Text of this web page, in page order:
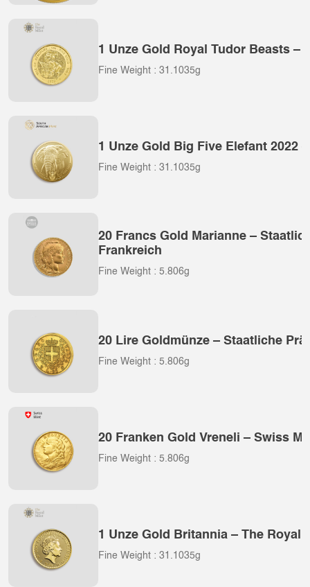
1 Unze Gold Royal Tudor Beasts –
Fine Weight : 31.1035g
1 Unze Gold Big Five Elefant 2022
Fine Weight : 31.1035g
20 Francs Gold Marianne –
Frankreich
Fine Weight : 5.806g
20 Lire Goldmünze – Staatliche
Fine Weight : 5.806g
20 Franken Gold Vreneli – Swiss
Fine Weight : 5.806g
1 Unze Gold Britannia – The Royal
Fine Weight : 31.1035g